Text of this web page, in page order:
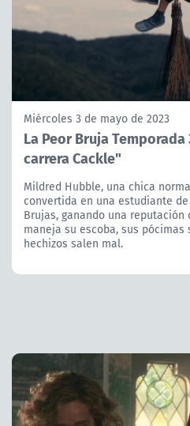
Miércoles 3 de mayo de 2023
La Peor Bruja
carrera Cackle"
Mildred Hubble, una chica
convertida en una estudiante
Brujas, ganando una
maneja su escoba, sus pócimas
hechizos salen mal.